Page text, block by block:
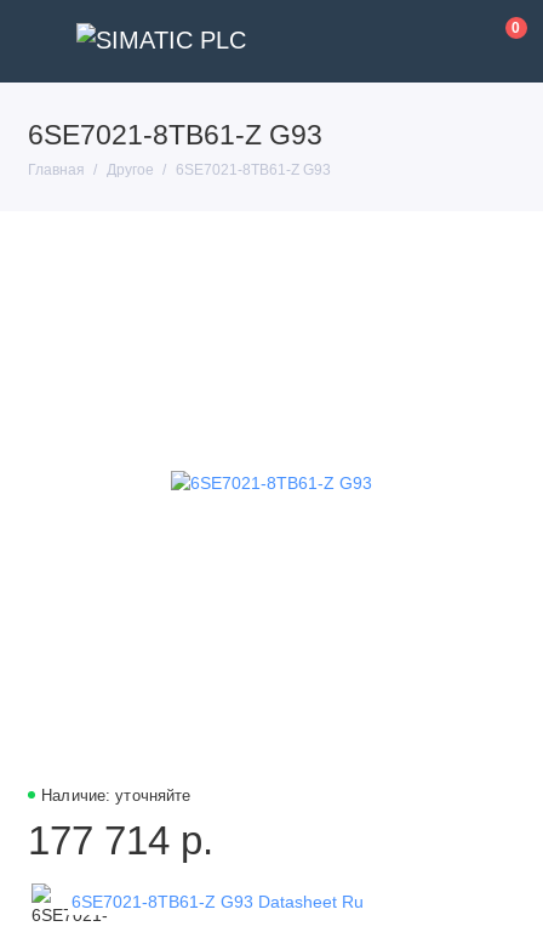
0
6SE7021-8TB61-Z G93
Главная Другое 6SE7021-8TB61-Z G93
Наличие: уточняйте
177 714 р.
6SE7021-8TB61-Z G93 Datasheet Ru